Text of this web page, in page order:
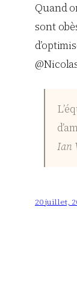
Quand
sont
Ian
20 juillet,